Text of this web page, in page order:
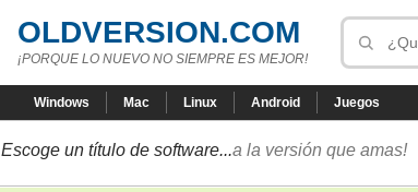
OLDVERSION.COM
¡PORQUE LO NUEVO NO SIEMPRE ES MEJOR!
Windows Mac Linux Android Juegos
Escoge un título de software...a la versión que amas!